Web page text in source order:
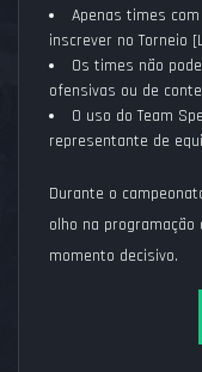
Apenas times
inscrever no Torneio
Os times não
ofensivas ou de
O uso do Team
representante de
Durante o
olho na
momento decisivo.